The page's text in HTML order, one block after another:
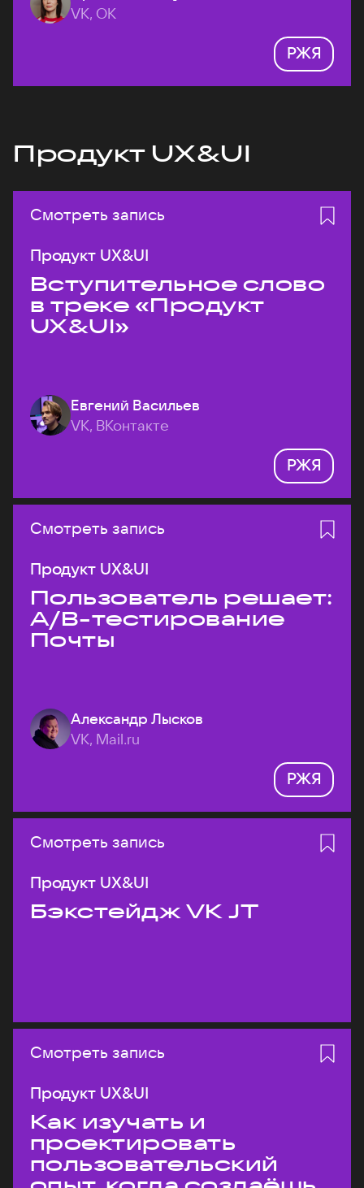
VK, ОК
РЖЯ
Продукт UX&UI
Смотреть запись
Продукт UX&UI
Вступительное слово
в треке «Продукт
UX&UI»
Евгений Васильев
VK, ВКонтакте
РЖЯ
Смотреть запись
Продукт UX&UI
Пользователь решает:
A/B-тестирование
Почты
Александр Лысков
VK, Mail.ru
РЖЯ
Смотреть запись
Продукт UX&UI
Бэкстейдж VK JT
Смотреть запись
Продукт UX&UI
Как изучать и
проектировать
пользовательский